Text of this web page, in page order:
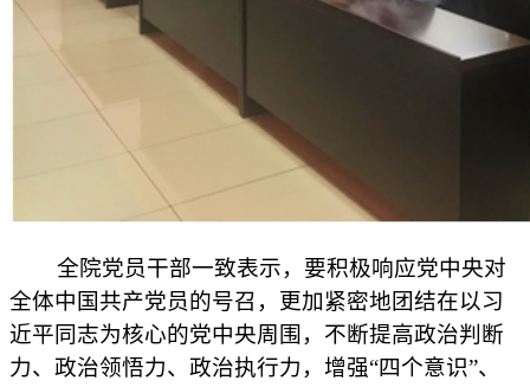
全院党员干部一致表示，要积极响应党中央对
全体中国共产党员的号召，更加紧密地团结在以习
近平同志为核心的党中央周围，不断提高政治判断
力、政治领悟力、政治执行力，增强“四个意识”、